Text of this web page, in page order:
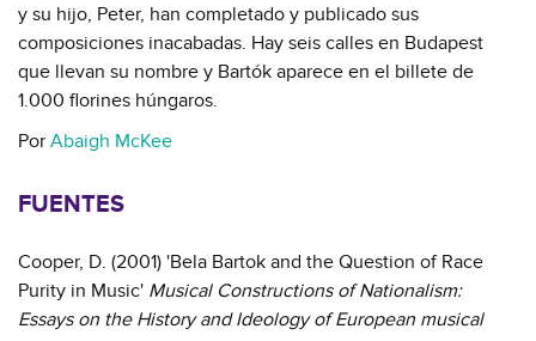
y su hijo, Peter, han completado y publicado sus
composiciones inacabadas. Hay seis calles en Budapest
que llevan su nombre y Bartók aparece en el billete de
1.000 florines húngaros.
Por Abaigh McKee
FUENTES
Cooper, D. (2001) 'Bela Bartok and the Question of Race
Purity in Music' Musical Constructions of Nationalism:
Essays on the History and Ideology of European musical